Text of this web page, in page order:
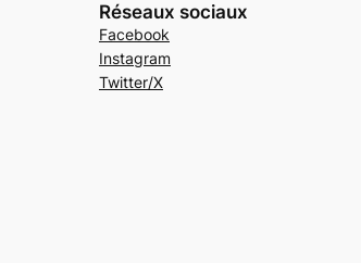
Réseaux sociaux
Facebook
Instagram
Twitter/X